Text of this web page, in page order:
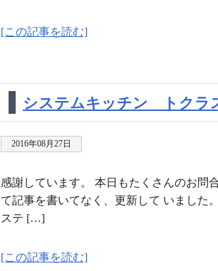
[この記事を読む]
システムキッチン トク
2016年08月27日
感謝しています。 本日もたくさんのお問
て記事を書いてなく、更新して いました
ステ […]
[この記事を読む]